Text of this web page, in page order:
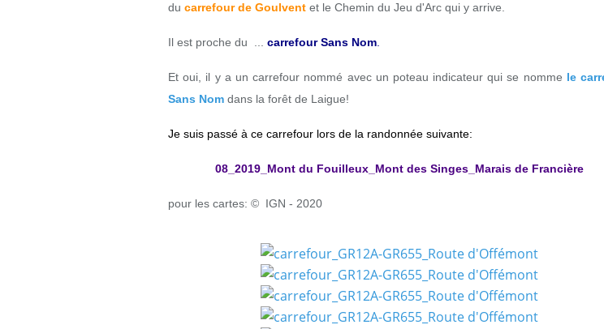
du carrefour de Goulvent et le Chemin du Jeu d'Arc qui y arrive.
Il est proche du ... carrefour Sans Nom
Et oui, il y a un carrefour nommé avec un poteau indicateur qui se nomme le
Sans Nom dans la forêt de Laigue!
Je suis passé à ce carrefour lors de la randonnée suivante:
08_2019_Mont du Fouilleux_Mont des Singes_Marais de Francière
pour les cartes: © IGN - 2020